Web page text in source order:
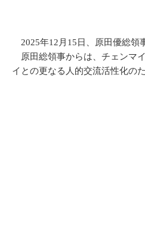
2025年12月15日、原田優総領
原田総領事からは、チェンマ
イとの更なる人的交流活性化の